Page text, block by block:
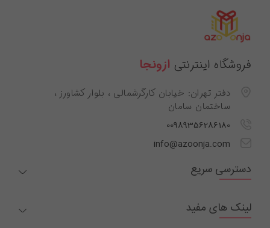
فروشگاه اینترنتی ازونجا
دفتر تهران: خیابان کارگرشمالی ، بلوار کشاورز ،
ساختمان سامان
00989356286180
info@azoonja.com
دسترسی سریع
لینک های مفید